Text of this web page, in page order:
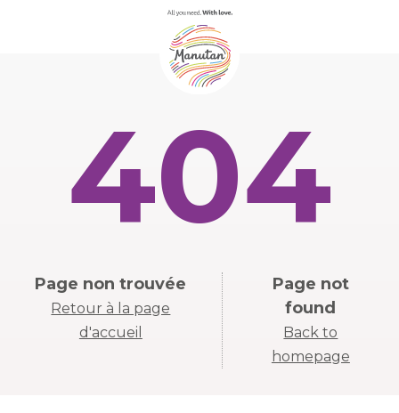
404
Page non trouvée
Retour à la page
d'accueil
Page not
found
Back to
homepage